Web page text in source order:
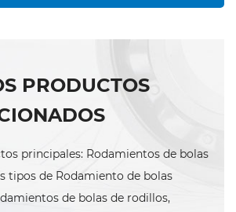
PRODUCTOS
principales: Rodamientos de bolas
tipos de Rodamiento de bolas
de bolas de rodillos,